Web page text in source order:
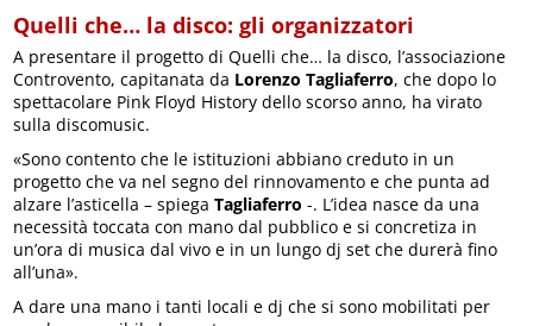
Quelli che… la disco: gli organizzatori
A presentare il progetto di Quelli che… la disco, l’associazione
Controvento, capitanata da Lorenzo Tagliaferro, che dopo lo
spettacolare Pink Floyd History dello scorso anno, ha virato
sulla discomusic.
«Sono contento che le istituzioni abbiano creduto in un
progetto che va nel segno del rinnovamento e che punta ad
alzare l’asticella – spiegaTagliaferro -. L’idea nasce da una
necessità toccata con mano dal pubblico e si concretiza in
un’ora di musica dal vivo e in un lungo dj set che durerà fino
all’una».
A dare una mano i tanti locali e dj che si sono mobilitati per